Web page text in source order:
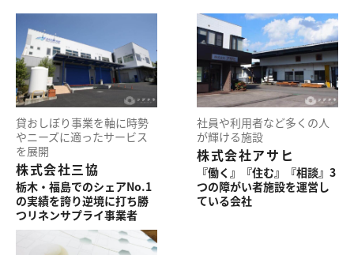
貸おしぼり事業を軸に時勢
やニーズに適ったサービス
を展開
株式会社三協
栃木・福島でのシェアNo.1
の実績を誇り逆境に打ち勝
つリネンサプライ事業者
社員や利用者など多くの人
が輝ける施設
株式会社アサヒ
『働く』『住む』『相談』3
つの障がい者施設を運営し
ている会社